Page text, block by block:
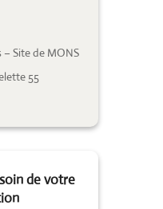
Site de MONS
55
de votre